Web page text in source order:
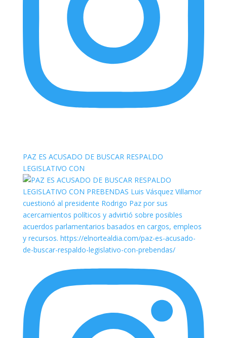
PAZ ES ACUSADO DE BUSCAR RESPALDO
LEGISLATIVO CON